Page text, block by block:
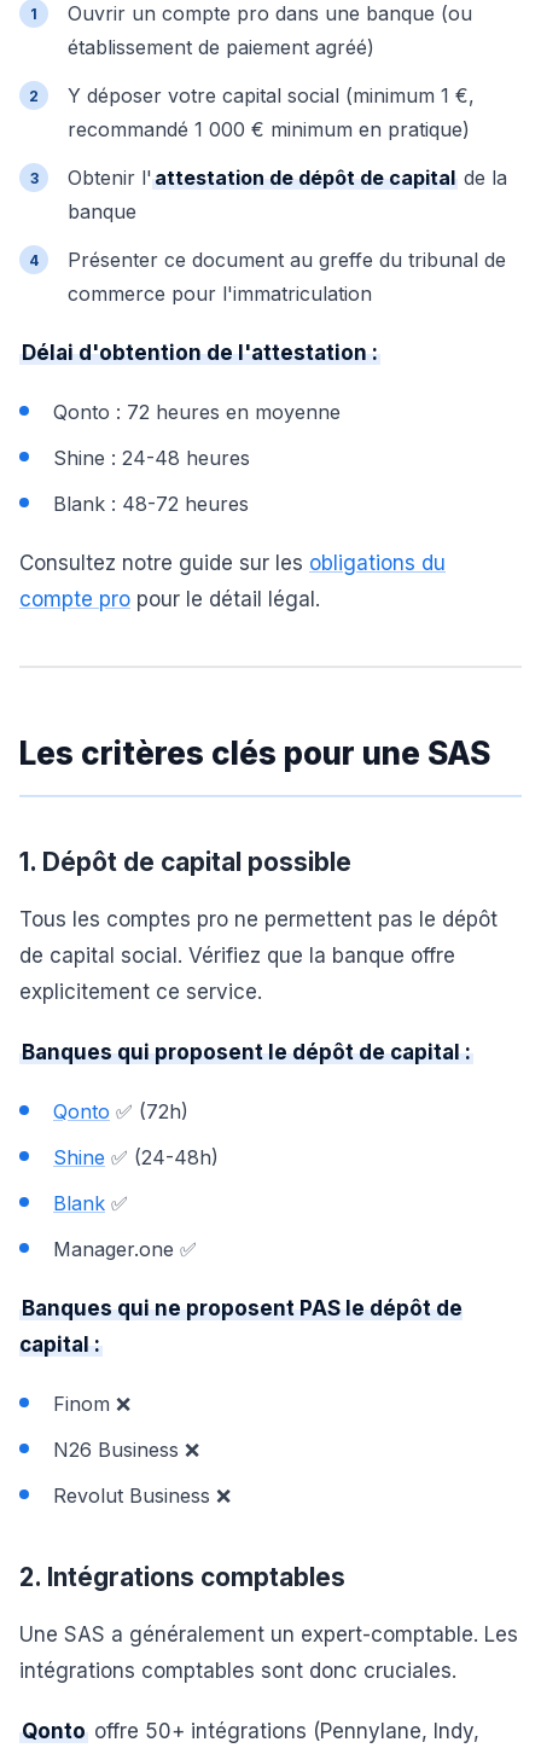
Ouvrir un compte pro dans une banque (ou
établissement de paiement agréé)
Y déposer votre capital social (minimum 1 €,
recommandé 1 000 € minimum en pratique)
Obtenir l'attestation de dépôt de capital de la
banque
Présenter ce document au greffe du tribunal de
commerce pour l'immatriculation
Délai d'obtention de l'attestation :
Qonto : 72 heures en moyenne
Shine : 24-48 heures
Blank : 48-72 heures
Consultez notre guide sur les obligations du
compte pro pour le détail légal.
Les critères clés pour une SAS
1. Dépôt de capital possible
Tous les comptes pro ne permettent pas le dépôt
de capital social. Vérifiez que la banque offre
explicitement ce service.
Banques qui proposent le dépôt de capital :
Qonto ✅ (72h)
Shine ✅ (24-48h)
Blank ✅
Manager.one ✅
Banques qui ne proposent PAS le dépôt de
capital :
Finom ❌
N26 Business ❌
Revolut Business ❌
2. Intégrations comptables
Une SAS a généralement un expert-comptable. Les
intégrations comptables sont donc cruciales.
Qonto offre 50+ intégrations (Pennylane, Indy,